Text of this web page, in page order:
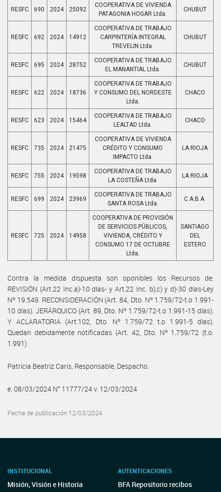
RESFC 690 2024 25092
COOPERATIVA DE VIVIENDA
PATAGONIA HOGAR Ltda.
CHUBUT
RESFC 692 2024 14912
COOPERATIVA DE TRABAJO
CARPINTERÍA INTEGRAL
TREVELIN Ltda.
CHUBUT
RESFC 695 2024 28752
COOPERATIVA DE TRABAJO
EL MANANTIAL Ltda.
CHUBUT
RESFC 622 2024 18736
COOPERATIVA DE TRABAJO
Y CONSUMO DEL NORDESTE
Ltda.
CHACO
RESFC 623 2024 15464
COOPERATIVA DE TRABAJO
LEALTAD Ltda.
CHACO
RESFC 735 2024 21475
COOPERATIVA DE VIVIENDA
CRÉDITO Y CONSUMO
IMPACTO Ltda.
LA RIOJA
RESFC 755 2024 19598
COOPERATIVA DE TRABAJO
LA COSTEÑA Ltda.
LA RIOJA
RESFC 699 2024 23969
COOPERATIVA DE TRABAJO
SANTA ROSA Ltda.
C.A.B.A.
RESFC 725 2024 14958
COOPERATIVA DE PROVISIÓN
DE SERVICIOS PÚBLICOS,
VIVIENDA, CRÉDITO Y
CONSUMO 17 DE OCTUBRE
Ltda.
SANTIAGO
DEL
ESTERO
Contra la medida dispuesta son oponibles los Recursos de:
REVISIÓN (Art.22 Inc.a)-10 días- y Art.22 Inc. b),c) y d)-30 días-Ley
Nº 19.549. RECONSIDERACIÓN (Art. 84, Dto. Nº 1.759/72-t.o 1.991-
10 días). JERÁRQUICO (Art. 89, Dto. Nº 1.759/72-t.o 1.991-15 días).
Y ACLARATORIA (Art.102, Dto. Nº 1.759/72 t.o 1.991-5 días).
Quedan debidamente notificadas (Art. 42, Dto. Nº 1.759/72 (t.o.
1.991)
Patricia Beatriz Caris, Responsable, Despacho.
e. 08/03/2024 N° 11777/24 v. 12/03/2024
Fecha de publicación 12/03/2024
INSTITUCIONAL
Misión, Visión e Historia
AUTENTICACIONES
BFA Repositorio recibos